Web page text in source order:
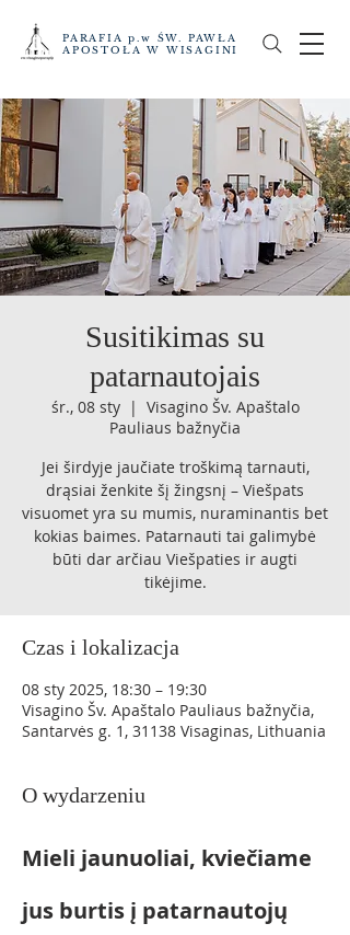
PARAFIA p.w ŚW. PAWŁA
APOSTOŁA W WISAGINI
Susitikimas su
patarnautojais
śr., 08 sty
  |
Visagino Šv. Apaštalo
Pauliaus bažnyčia
Jei širdyje jaučiate troškimą tarnauti,
drąsiai ženkite šį žingsnį – Viešpats
visuomet yra su mumis, nuraminantis bet
kokias baimes. Patarnauti tai galimybė
būti dar arčiau Viešpaties ir augti
tikėjime.
Czas i lokalizacja
08 sty 2025, 18:30 – 19:30
Visagino Šv. Apaštalo Pauliaus bažnyčia,
Santarvės g. 1, 31138 Visaginas, Lithuania
O wydarzeniu
Mieli jaunuoliai, kviečiame
jus burtis į patarnautojų